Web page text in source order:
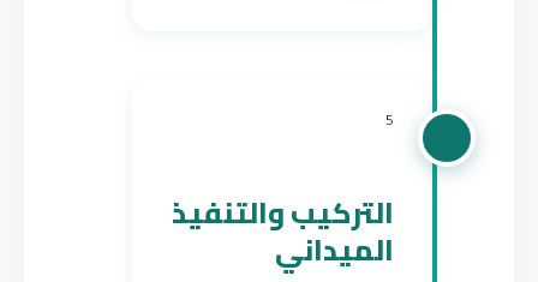
5
التركيب والتنفيذ
الميداني